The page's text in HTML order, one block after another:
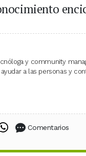
y community
a las personas y
en Facebook
en X
Compartir en
Comentarios